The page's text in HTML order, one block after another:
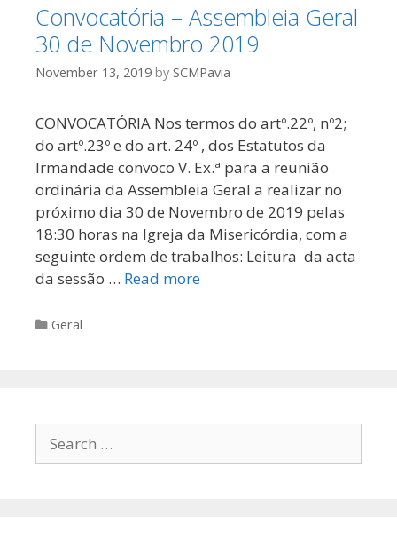
Convocatória – Assembleia Geral
30 de Novembro 2019
November 13, 2019 by SCMPavia
CONVOCATÓRIA Nos termos do artº.22º, nº2;
do artº.23º e do art. 24º , dos Estatutos da
Irmandade convoco V. Ex.ª para a reunião
ordinária da Assembleia Geral a realizar no
próximo dia 30 de Novembro de 2019 pelas
18:30 horas na Igreja da Misericórdia, com a
seguinte ordem de trabalhos: Leitura da acta
da sessão … Read more
Categories
Geral
Search
for: